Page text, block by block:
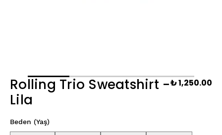
Rolling Trio Sweatshirt -
Lila
₺ 1,250.00
Beden (Yaş)